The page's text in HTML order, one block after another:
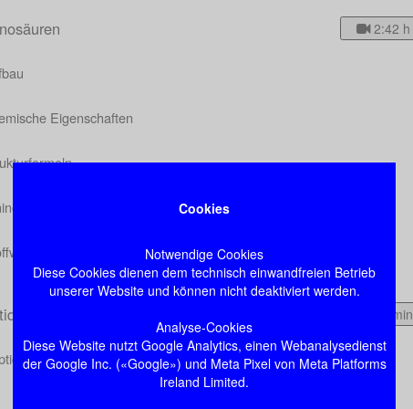
Cookies
Notwendige Cookies
Diese Cookies dienen dem technisch einwandfreien Betrieb
unserer Website und können nicht deaktiviert werden.
Analyse-Cookies
Diese Website nutzt Google Analytics, einen Webanalysedienst
der Google Inc. («Google») und Meta Pixel von Meta Platforms
Ireland Limited.
2:42 h
Eigenschaften
Stoffwechsel
spezieller Aminosäuren
10 min